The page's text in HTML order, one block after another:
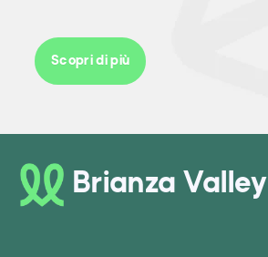
Scopri di più
Brianza Valley